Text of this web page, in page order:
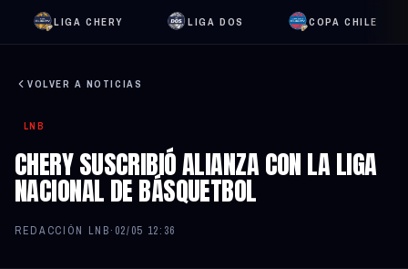
LIGA CHERY LIGA DOS COPA CHILE
VOLVER A NOTICIAS
LNB
CHERY SUSCRIBIÓ ALIANZA CON LA LIGA
NACIONAL DE BÁSQUETBOL
REDACCIÓN LNB· 02/05 12:36